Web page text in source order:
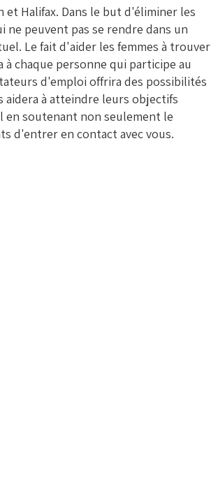
Halifax. Dans le but d'éliminer les
ne peuvent pas se rendre dans un
Le fait d'aider les femmes à trouver
chaque personne qui participe au
d'emploi offrira des possibilités
aidera à atteindre leurs objectifs
en soutenant non seulement le
d'entrer en contact avec vous.